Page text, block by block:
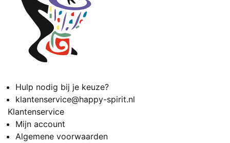
Hulp nodig bij je keuze?
klantenservice@happy-spirit.nl
Klantenservice
Mijn account
Algemene voorwaarden